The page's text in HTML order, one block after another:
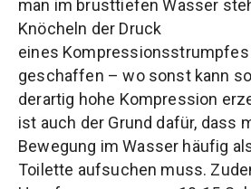
man im brusttiefen Wasser
Knöcheln der Druck
eines Kompressionsstrumpfes
geschaffen – wo sonst kann
derartig hohe Kompression
ist auch der Grund dafür, dass
Bewegung im Wasser häufig
Toilette aufsuchen muss.